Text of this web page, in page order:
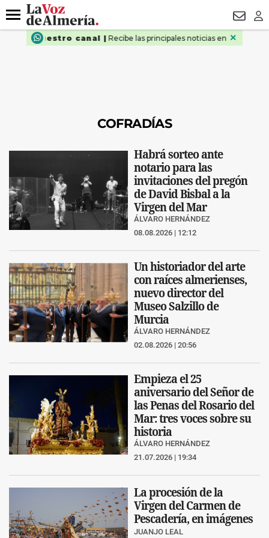
DESTACADO
Menú
COFRADÍAS
Habrá sorteo ante
notario para las
invitaciones del pregón
de David Bisbal a la
Virgen del Mar
ÁLVARO HERNÁNDEZ
08.08.2026 | 12:12
Un historiador del arte
con raíces almerienses,
nuevo director del
Museo Salzillo de
Murcia
ÁLVARO HERNÁNDEZ
02.08.2026 | 20:56
Empieza el 25
aniversario del Señor de
las Penas del Rosario del
Mar: tres voces sobre su
historia
ÁLVARO HERNÁNDEZ
21.07.2026 | 19:34
La procesión de la
Virgen del Carmen de
Pescadería, en imágenes
JUANJO LEAL